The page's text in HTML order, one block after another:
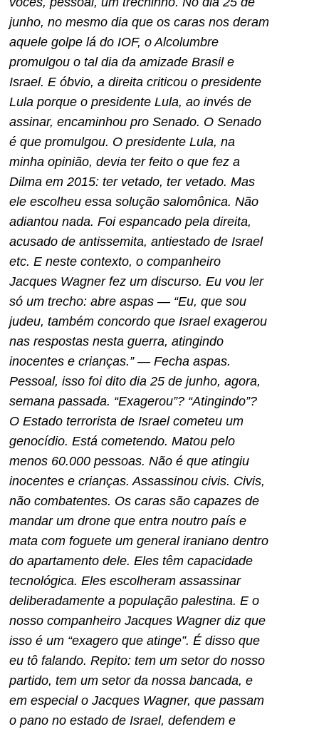
junho, no mesmo dia que os caras nos deram
aquele golpe lá do IOF, o Alcolumbre
promulgou o tal dia da amizade Brasil e
Israel. E óbvio, a direita criticou o presidente
Lula porque o presidente Lula, ao invés de
assinar, encaminhou pro Senado. O Senado
é que promulgou. O presidente Lula, na
minha opinião, devia ter feito o que fez a
Dilma em 2015: ter vetado, ter vetado. Mas
ele escolheu essa solução salomônica. Não
adiantou nada. Foi espancado pela direita,
acusado de antissemita, antiestado de Israel
etc. E neste contexto, o companheiro
Jacques Wagner fez um discurso. Eu vou ler
só um trecho: abre aspas — “Eu, que sou
judeu, também concordo que Israel exagerou
nas respostas nesta guerra, atingindo
inocentes e crianças.” — Fecha aspas.
Pessoal, isso foi dito dia 25 de junho, agora,
semana passada. “Exagerou”? “Atingindo”?
O Estado terrorista de Israel cometeu um
genocídio. Está cometendo. Matou pelo
menos 60.000 pessoas. Não é que atingiu
inocentes e crianças. Assassinou civis. Civis,
não combatentes. Os caras são capazes de
mandar um drone que entra noutro país e
mata com foguete um general iraniano dentro
do apartamento dele. Eles têm capacidade
tecnológica. Eles escolheram assassinar
deliberadamente a população palestina. E o
nosso companheiro Jacques Wagner diz que
isso é um “exagero que atinge”. É disso que
eu tô falando. Repito: tem um setor do nosso
partido, tem um setor da nossa bancada, e
em especial o Jacques Wagner, que passam
o pano no estado de Israel, defendem e